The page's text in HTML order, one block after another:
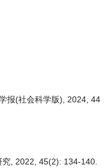
报(社会科学版), 2024, 44
, 2022, 45(2): 134-140.